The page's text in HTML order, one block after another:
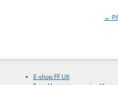
←
E-shop FF UK